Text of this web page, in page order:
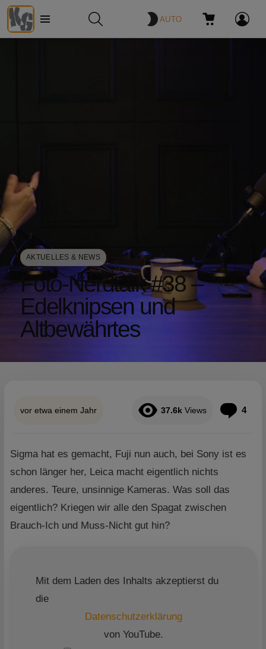
Menü AUTO
AKTUELLES & NEWS
Foto-Nerdtalk #38 –
Edelknipsen und
Altbewährtes
vor etwa einem Jahr 37.6k Views 4
Sigma hat es gemacht, Fuji nun auch, bei Sony ist es
schon länger her, Leica macht eigentlich nichts
anderes. Teure, unsinnige Kameras. Was soll das
eigentlich? Kriegen wir alle den Spagat zwischen
Brauch-Ich und Muss-Nicht gut hin?
Mit dem Laden des Inhalts akzeptierst du
die
Datenschutzerklärung
von YouTube.